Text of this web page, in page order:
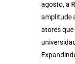
agosto, a
amplitude
atores